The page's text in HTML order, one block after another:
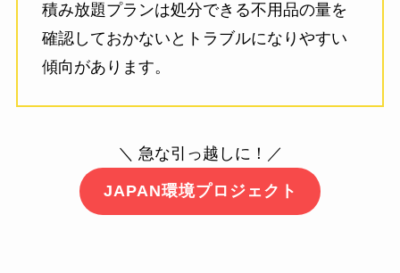
積み放題プランは処分できる不用品の量を
確認しておかないとトラブルになりやすい
傾向があります。
＼ 急な引っ越しに！／
JAPAN環境プロジェクト